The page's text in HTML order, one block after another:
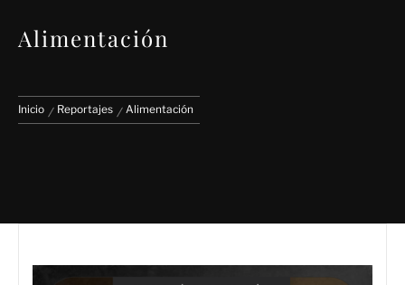
Alimentación
Inicio Reportajes Alimentación